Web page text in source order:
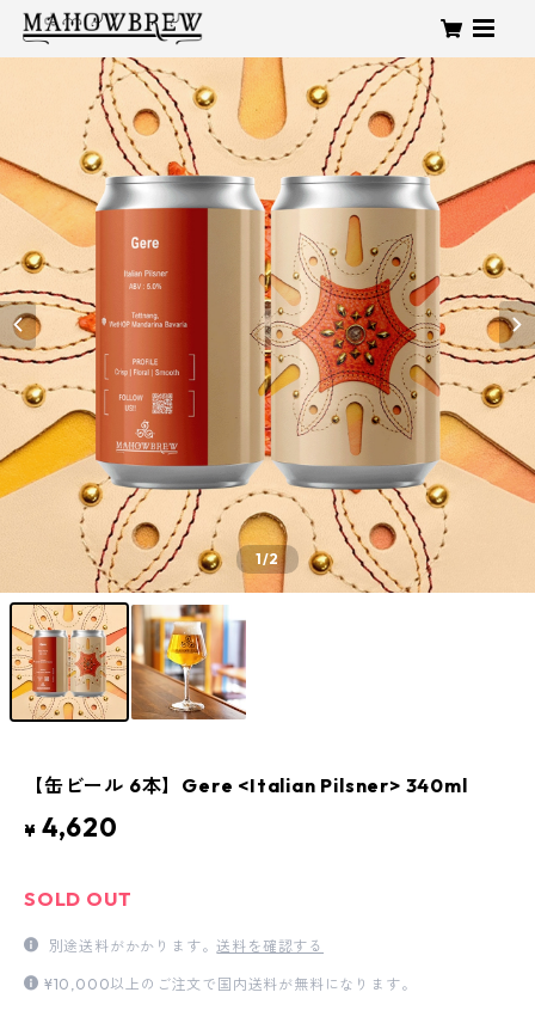
1/2
【缶ビール 6本】Gere <Italian Pilsner> 340ml
¥ 4,620
SOLD OUT
別途送料がかかります。送料を確認する
¥10,000以上のご注文で国内送料が無料になります。